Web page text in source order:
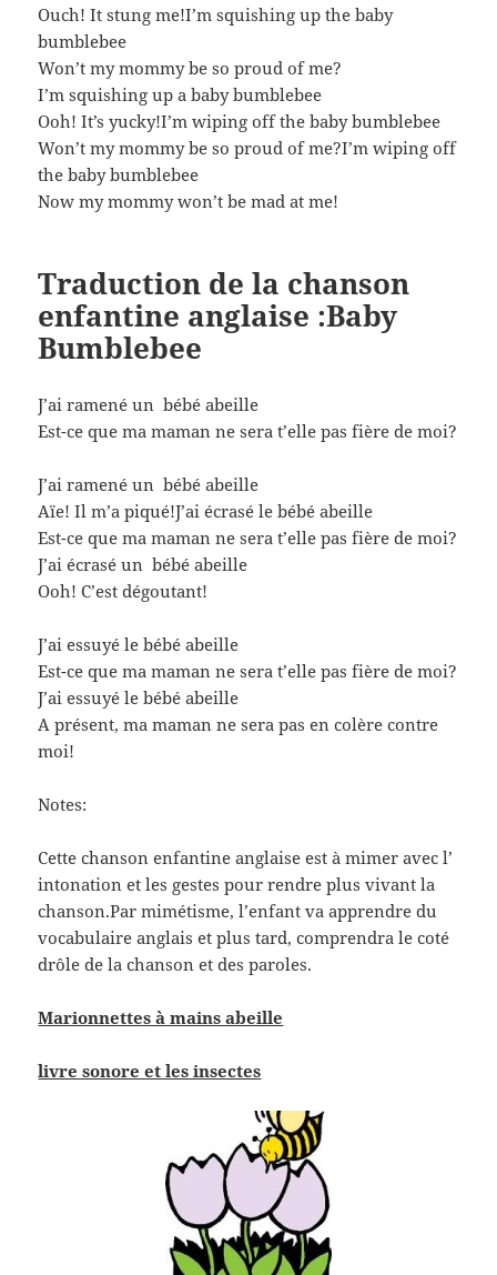
Ouch! It stung me!I’m squishing up the baby
bumblebee
Won’t my mommy be so proud of me?
I’m squishing up a baby bumblebee
Ooh! It’s yucky!I’m wiping off the baby bumblebee
Won’t my mommy be so proud of me?I’m wiping off
the baby bumblebee
Now my mommy won’t be mad at me!
Traduction de la chanson
enfantine anglaise :Baby
Bumblebee
J’ai ramené un bébé abeille
Est-ce que ma maman ne sera t’elle pas fière de moi?
J’ai ramené un bébé abeille
Aïe! Il m’a piqué!J’ai écrasé le bébé abeille
Est-ce que ma maman ne sera t’elle pas fière de moi?
J’ai écrasé un bébé abeille
Ooh! C’est dégoutant!
J’ai essuyé le bébé abeille
Est-ce que ma maman ne sera t’elle pas fière de moi?
J’ai essuyé le bébé abeille
A présent, ma maman ne sera pas en colère contre
moi!
Notes:
Cette chanson enfantine anglaise est à mimer avec l’
intonation et les gestes pour rendre plus vivant la
chanson.Par mimétisme, l’enfant va apprendre du
vocabulaire anglais et plus tard, comprendra le coté
drôle de la chanson et des paroles.
Marionnettes à mains abeille
livre sonore et les insectes